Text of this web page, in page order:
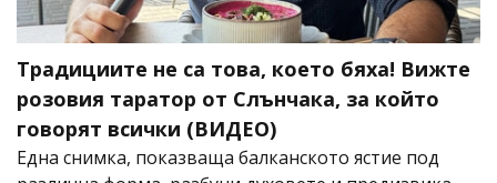
Традициите не са това, което бяха! Вижте
розовия таратор от Слънчака, за който
говорят всички (ВИДЕО)
Една снимка, показваща балканското ястие под